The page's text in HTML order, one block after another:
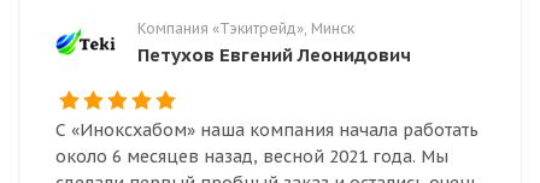
Компания «Тэкитрейд», Минск
Петухов Евгений Леонидович
С «Иноксхабом» наша компания начала работать
около 6 месяцев назад, весной 2021 года. Мы